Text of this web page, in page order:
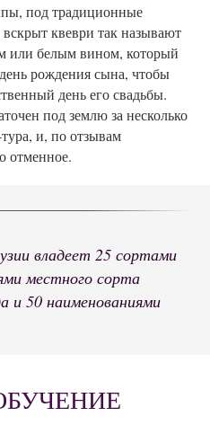
под традиционные
квеври так называют
или белым вином, который
рождения сына, чтобы
день его свадьбы.
под землю за несколько
и, по отзывам
отменное.
владеет 25 сортами
местного сорта
и 50 наименованиями